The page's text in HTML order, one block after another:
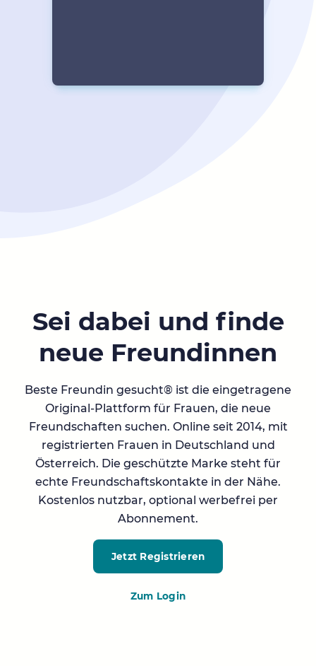
Sei dabei und finde
neue Freundinnen
Beste Freundin gesucht® ist die eingetragene
Original-Plattform für Frauen, die neue
Freundschaften suchen. Online seit 2014, mit
registrierten Frauen in Deutschland und
Österreich. Die geschützte Marke steht für
echte Freundschaftskontakte in der Nähe.
Kostenlos nutzbar, optional werbefrei per
Abonnement.
Jetzt Registrieren
Zum Login